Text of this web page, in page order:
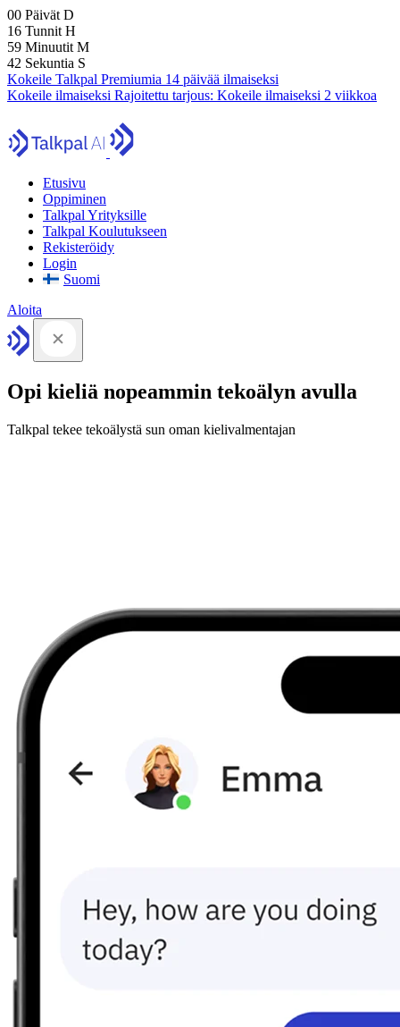
00 Päivät D
16 Tunnit H
59 Minuutit M
41 Sekuntia S
Kokeile Talkpal Premiumia 14 päivää ilmaiseksi
Kokeile ilmaiseksi Rajoitettu tarjous: Kokeile ilmaiseksi 2 viikkoa
Etusivu
Oppiminen
Talkpal Yrityksille
Talkpal Koulutukseen
Rekisteröidy
Login
Suomi
Aloita
Opi kieliä nopeammin tekoälyn avulla
Talkpal tekee tekoälystä sun oman kielivalmentajan